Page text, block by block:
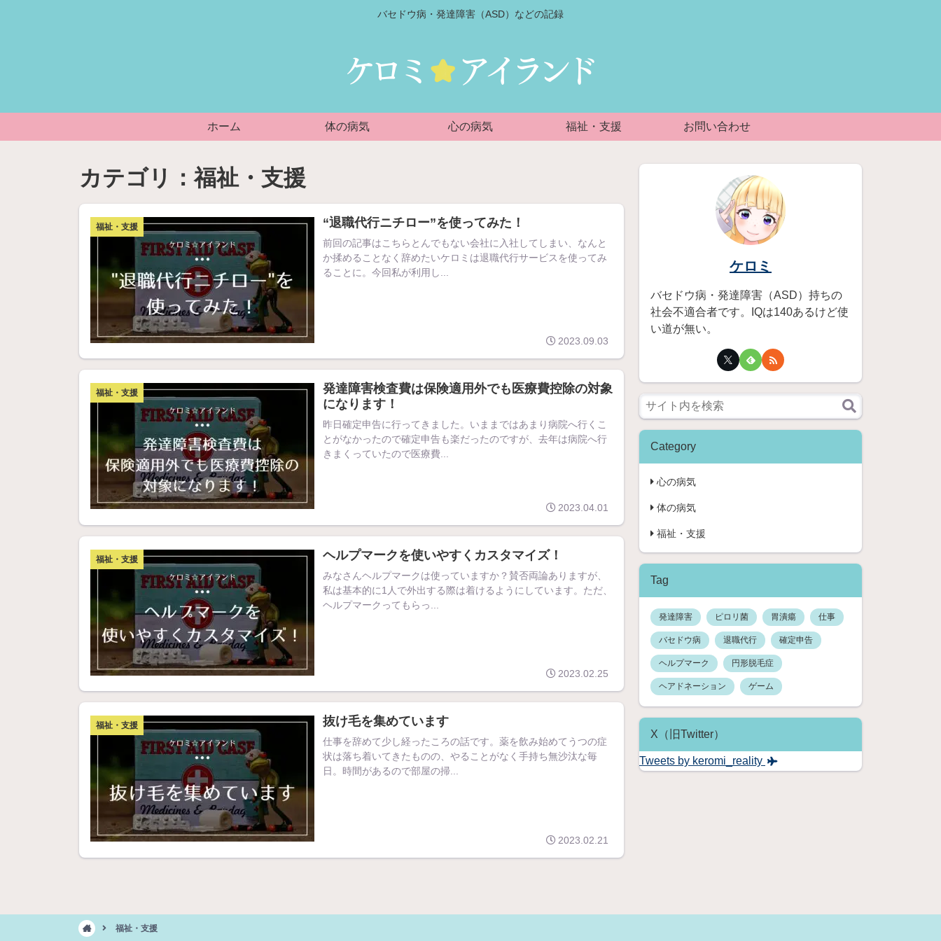
バセドウ病・発達障害（ASD）などの記録
ホーム 体の病気 心の病気 福祉・支援 お問い合わせ
福祉・支援
福祉・支援 “退職代行ニチロー”を使ってみた！
前回の記事はこちらとんでもない会社に入社してしまい、なんと
か揉めることなく辞めたいケロミは退職代行サービスを使ってみ
ることに。今回私が利用し...
2023.09.03
福祉・支援
発達障害検査費は保険適用外でも医療費控除の対象
になります！
昨日確定申告に行ってきました。いままではあまり病院へ行くこ
とがなかったので確定申告も楽だったのですが、去年は病院へ行
きまくっていたので医療費...
2023.04.01
福祉・支援 ヘルプマークを使いやすくカスタマイズ！
みなさんヘルプマークは使っていますか？賛否両論ありますが、
私は基本的に1人で外出する際は着けるようにしています。ただ、
ヘルプマークってもらっ...
2023.02.25
福祉・支援 抜け毛を集めています
仕事を辞めて少し経ったころの話です。薬を飲み始めてうつの症
状は落ち着いてきたものの、やることがなく手持ち無沙汰な毎
日。時間があるので部屋の掃...
2023.02.21
ケロミ
バセドウ病・発達障害（ASD）持ちの
社会不適合者です。IQは140あるけど使
い道が無い。
Category
心の病気
体の病気
福祉・支援
Tag
発達障害 ピロリ菌 胃潰瘍 仕事
バセドウ病 退職代行 確定申告
ヘルプマーク 円形脱毛症
ヘアドネーション ゲーム
X（旧Twitter）
Tweets by keromi_reality
福祉・支援